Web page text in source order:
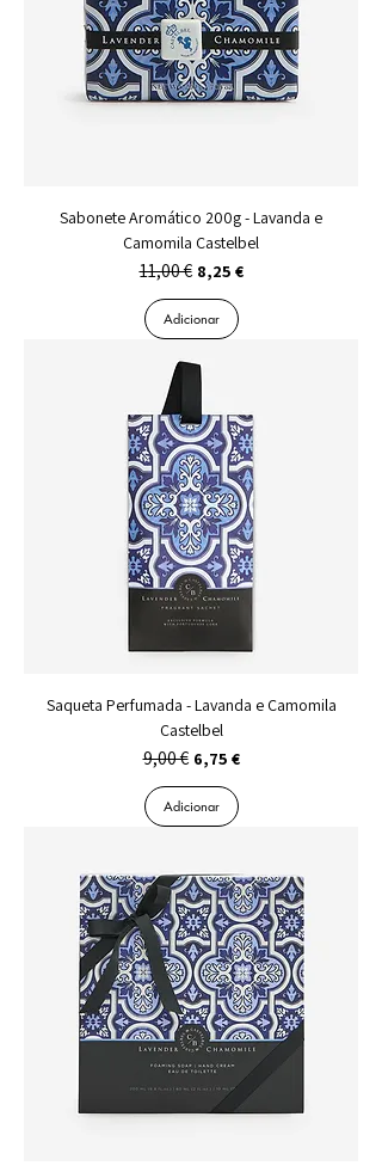
Sabonete Aromático 200g - Lavanda e
Camomila Castelbel
Preço normal
11,00 € Preço promocional
8,25 €
Adicionar
Saqueta Perfumada - Lavanda e Camomila
Castelbel
Preço normal
9,00 € Preço promocional
6,75 €
Adicionar